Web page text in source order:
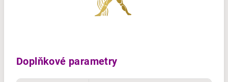
Doplňkové parametry